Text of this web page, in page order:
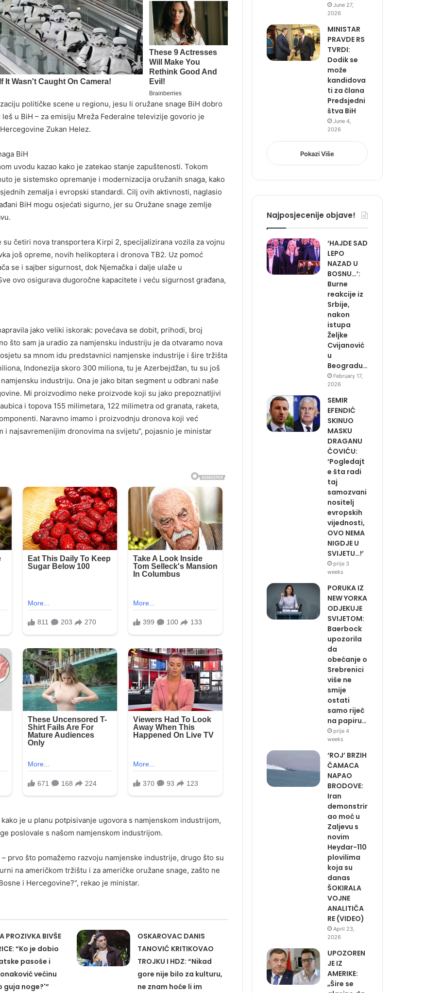
političke scene u regionu, jesu li oružane snage BiH dobro
u BiH – za emisiju Mreža Federalne televizije govorio je
Zukan Helez.
BiH
uvodu kazao kako je zatekao stanje zapuštenosti. Tokom
je sistemsko opremanje i modernizacija oružanih snaga, kako
zemalja i evropski standardi. Cilj ovih aktivnosti, naglasio
BiH mogu osjećati sigurno, jer su Oružane snage zemlje
su četiri nova transportera Kirpi 2, specijalizirana vozila za vojnu
još opreme, novih helikoptera i dronova TB2. Uz pomoć
se i sajber sigurnost, dok Njemačka i dalje ulaže u
ovo osigurava dugoročne kapacitete i veću sigurnost građana,
jako veliki iskorak: povećava se dobit, prihodi, broj
što sam ja uradio za namjensku industriju je da otvaramo nova
sa mnom idu predstavnici namjenske industrije i šire tržišta
Indonezija skoro 300 miliona, tu je Azerbejdžan, tu su još
industriju. Ona je jako bitan segment u odbrani naše
Mi proizvodimo neke proizvode koji su jako prepoznatljivi
i topova 155 milimetara, 122 milimetra od granata, raketa,
Naravno imamo i proizvodnju dronova koji već
i najsavremenijim dronovima na svijetu“, pojasnio je ministar
je u planu potpisivanje ugovora s namjenskom industrijom,
poslovale s našom namjenskom industrijom.
– prvo što pomažemo razvoju namjenske industrije, drugo što su
na američkom tržištu i za američke oružane snage, zašto ne
i Hercegovine?“, rekao je ministar.
PROZIVKA BIVŠE
“Ko je dobio
pasoše i
većinu
guja noge?'”
OSKAROVAC DANIS
TANOVIĆ KRITIKOVAO
TROJKU I HDZ: “Nikad
gore nije bilo za kulturu,
ne znam hoće li im
June 27,
2026
MINISTAR
PRAVDE RS
TVRDI:
Dodik se
može
kandidova
ti za člana
Predsjedni
štva BiH
June 4,
2026
Pokazi Više
Najposjecenije objave!
‘HAJDE SAD
LEPO
NAZAD U
BOSNU…’:
Burne
reakcije iz
Srbije,
nakon
istupa
Željke
Cvijanović
u
Beogradu…
February 17,
2026
SEMIR
EFENDIĆ
SKINUO
MASKU
DRAGANU
ČOVIĆU:
‘Pogledajt
e šta radi
taj
samozvani
nositelj
evropskih
vijednosti,
OVO NEMA
NIGDJE U
SVIJETU…!’
prije 3
weeks
PORUKA IZ
NEW YORKA
ODJEKUJE
SVIJETOM:
Baerbock
upozorila
da
obećanje o
Srebrenici
više ne
smije
ostati
samo riječ
na papiru…
prije 4
weeks
‘ROJ’ BRZIH
ČAMACA
NAPAO
BRODOVE:
Iran
demonstrir
ao moć u
Zaljevu s
novim
Heydar-110
plovilima
koja su
danas
ŠOKIRALA
VOJNE
ANALITIČA
RE (VIDEO)
April 23,
2026
UPOZOREN
JE IZ
AMERIKE:
„Šire se